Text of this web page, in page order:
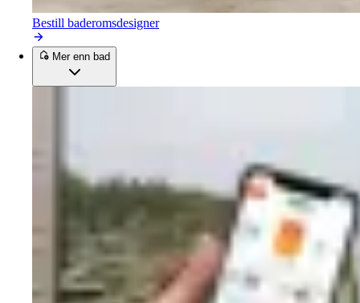
Bestill baderomsdesigner
Mer enn bad